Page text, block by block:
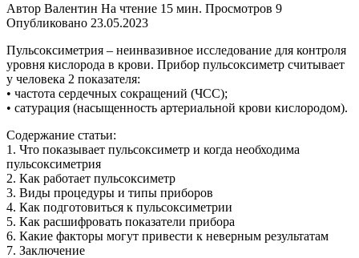
Автор Валентин На чтение 15 мин. Просмотров 9
Опубликовано 23.05.2023
Пульсоксиметрия – неинвазивное исследование для контроля
уровня кислорода в крови. Прибор пульсоксиметр считывает
у человека 2 показателя:
• частота сердечных сокращений (ЧСС);
• сатурация (насыщенность артериальной крови кислородом).
Содержание статьи:
1. Что показывает пульсоксиметр и когда необходима
пульcоксиметрия
2. Как работает пульсоксиметр
3. Виды процедуры и типы приборов
4. Как подготовиться к пульсоксиметрии
5. Как расшифровать показатели прибора
6. Какие факторы могут привести к неверным результатам
7. Заключение